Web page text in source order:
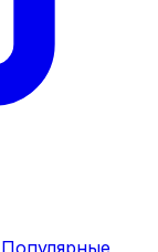
Популярные